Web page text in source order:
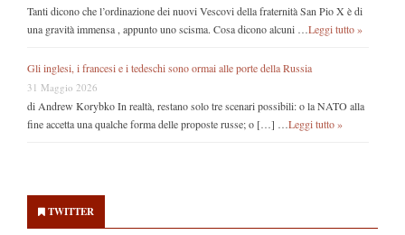
Tanti dicono che l’ordinazione dei nuovi Vescovi della fraternità San Pio X è di
una gravità immensa , appunto uno scisma. Cosa dicono alcuni … Leggi tutto »
Gli inglesi, i francesi e i tedeschi sono ormai alle porte della Russia
31 Maggio 2026
di Andrew Korybko In realtà, restano solo tre scenari possibili: o la NATO alla
fine accetta una qualche forma delle proposte russe; o […] … Leggi tutto »
Sidebar
TWITTER